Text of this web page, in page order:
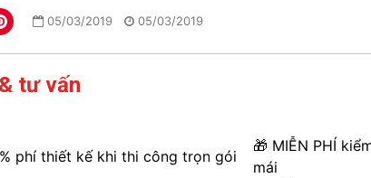
05/03/2019 05/03/2019
tư vấn
phí thiết kế khi thi công trọn gói
🎁 MIỄN PHÍ
mái